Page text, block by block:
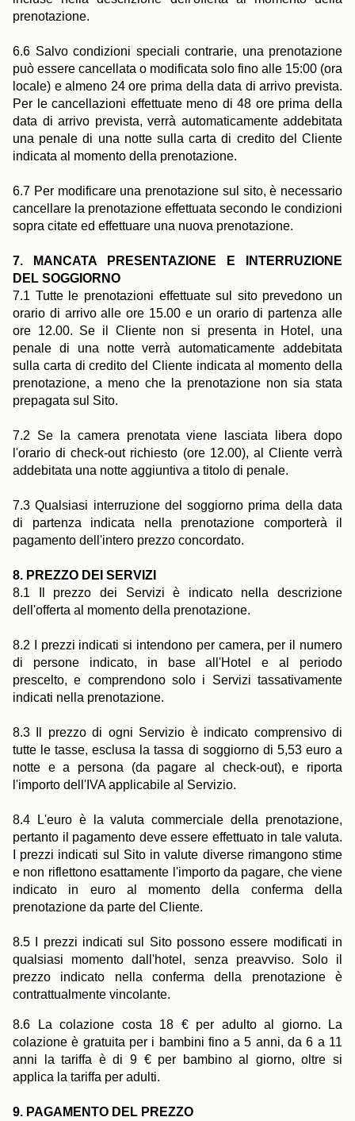
prenotazione.
6.6 Salvo condizioni speciali contrarie, una prenotazione
può essere cancellata o modificata solo fino alle 15:00 (ora
locale) e almeno 24 ore prima della data di arrivo prevista.
Per le cancellazioni effettuate meno di 48 ore prima della
data di arrivo prevista, verrà automaticamente addebitata
una penale di una notte sulla carta di credito del Cliente
indicata al momento della prenotazione.
6.7 Per modificare una prenotazione sul sito, è necessario
cancellare la prenotazione effettuata secondo le condizioni
sopra citate ed effettuare una nuova prenotazione.
7. MANCATA PRESENTAZIONE E INTERRUZIONE
DEL SOGGIORNO
7.1 Tutte le prenotazioni effettuate sul sito prevedono un
orario di arrivo alle ore 15.00 e un orario di partenza alle
ore 12.00. Se il Cliente non si presenta in Hotel, una
penale di una notte verrà automaticamente addebitata
sulla carta di credito del Cliente indicata al momento della
prenotazione, a meno che la prenotazione non sia stata
prepagata sul Sito.
7.2 Se la camera prenotata viene lasciata libera dopo
l'orario di check-out richiesto (ore 12.00), al Cliente verrà
addebitata una notte aggiuntiva a titolo di penale.
7.3 Qualsiasi interruzione del soggiorno prima della data
di partenza indicata nella prenotazione comporterà il
pagamento dell'intero prezzo concordato.
8. PREZZO DEI SERVIZI
8.1 Il prezzo dei Servizi è indicato nella descrizione
dell'offerta al momento della prenotazione.
8.2 I prezzi indicati si intendono per camera, per il numero
di persone indicato, in base all'Hotel e al periodo
prescelto, e comprendono solo i Servizi tassativamente
indicati nella prenotazione.
8.3 Il prezzo di ogni Servizio è indicato comprensivo di
tutte le tasse, esclusa la tassa di soggiorno di 5,53 euro a
notte e a persona (da pagare al check-out), e riporta
l'importo dell'IVA applicabile al Servizio.
8.4 L'euro è la valuta commerciale della prenotazione,
pertanto il pagamento deve essere effettuato in tale valuta.
I prezzi indicati sul Sito in valute diverse rimangono stime
e non riflettono esattamente l'importo da pagare, che viene
indicato in euro al momento della conferma della
prenotazione da parte del Cliente.
8.5 I prezzi indicati sul Sito possono essere modificati in
qualsiasi momento dall'hotel, senza preavviso. Solo il
prezzo indicato nella conferma della prenotazione è
contrattualmente vincolante.
8.6 La colazione costa 18 € per adulto al giorno. La
colazione è gratuita per i bambini fino a 5 anni, da 6 a 11
anni la tariffa è di 9 € per bambino al giorno, oltre si
applica la tariffa per adulti.
9. PAGAMENTO DEL PREZZO
La CasaLe Camere e le Suite
I nostri partner
Offerte e novitàL'accesso Libro
Contattateci
Libro